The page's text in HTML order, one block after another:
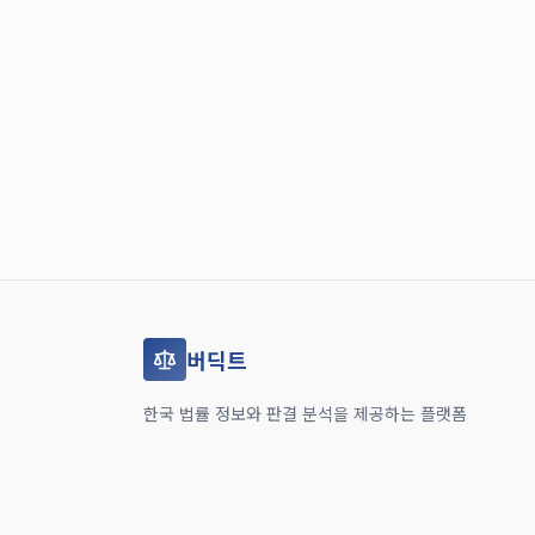
버딕트
한국 법률 정보와 판결 분석을 제공하는 플랫폼